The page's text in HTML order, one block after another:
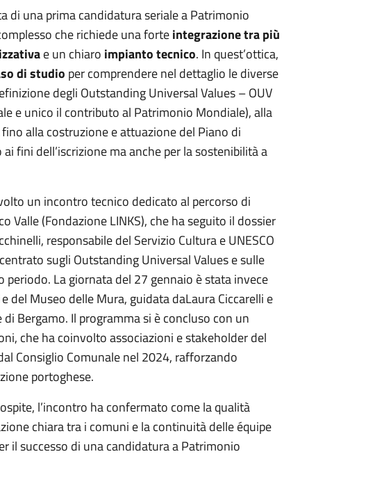
di una prima candidatura seriale a Patrimonio
che richiede una forteintegrazione tra più
e un chiaro impianto tecnico. In quest’ottica,
di studio per comprendere nel dettaglio le diverse
degli Outstanding Universal Values – OUV
e unico il contributo al Patrimonio Mondiale), alla
alla costruzione e attuazione del Piano di
fini dell’iscrizione ma anche per la sostenibilità a
un incontro tecnico dedicato al percorso di
Valle (Fondazione LINKS), che ha seguito il dossier
responsabile del Servizio Cultura e UNESCO
sugli Outstanding Universal Values e sulle
La giornata del 27 gennaio è stata invece
del Museo delle Mura, guidata daLaura Ciccarelli e
Bergamo. Il programma si è concluso con un
che ha coinvolto associazioni e stakeholder del
Consiglio Comunale nel 2024, rafforzando
portoghese.
l’incontro ha confermato come la qualità
chiara tra i comuni e la continuità delle équipe
il successo di una candidatura a Patrimonio